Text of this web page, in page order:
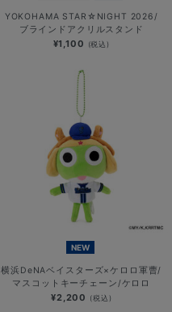
YOKOHAMA STAR☆NIGHT 2026/
ブラインドアクリルスタンド
¥1,100 (税込)
NEW
横浜DeNAベイスターズ×ケロロ軍曹/
マスコットキーチェーン/ケロロ
¥2,200 (税込)